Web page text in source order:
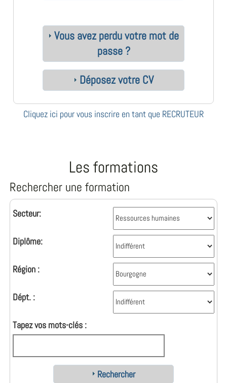
Vous avez perdu votre mot de
passe ?
Déposez votre CV
Cliquez ici pour vous inscrire en tant que RECRUTEUR
Les formations
Rechercher une formation
Secteur:
Diplôme:
Région :
Dépt. :
Tapez vos mots-clés :
Rechercher